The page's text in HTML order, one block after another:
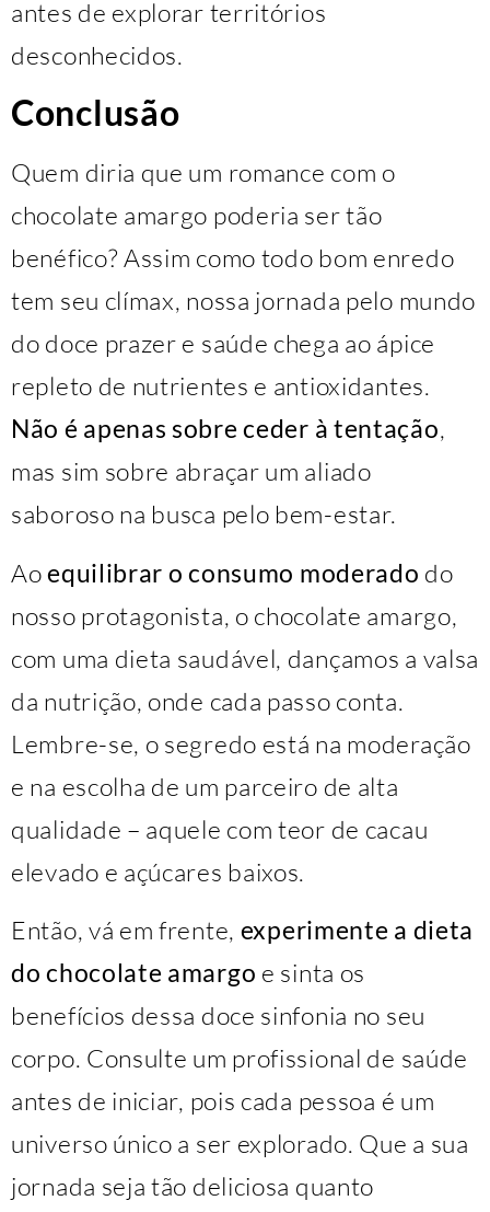
antes de explorar territórios
desconhecidos.
Conclusão
Quem diria que um romance com o
chocolate amargo poderia ser tão
benéfico? Assim como todo bom enredo
tem seu clímax, nossa jornada pelo mundo
do doce prazer e saúde chega ao ápice
repleto de nutrientes e antioxidantes.
Não é apenas sobre ceder à tentação,
mas sim sobre abraçar um aliado
saboroso na busca pelo bem-estar.
Aoequilibrar o consumo moderado do
nosso protagonista, o chocolate amargo,
com uma dieta saudável, dançamos a valsa
da nutrição, onde cada passo conta.
Lembre-se, o segredo está na moderação
e na escolha de um parceiro de alta
qualidade – aquele com teor de cacau
elevado e açúcares baixos.
Então, vá em frente, experimente a dieta
do chocolate amargo e sinta os
benefícios dessa doce sinfonia no seu
corpo. Consulte um profissional de saúde
antes de iniciar, pois cada pessoa é um
universo único a ser explorado. Que a sua
jornada seja tão deliciosa quanto